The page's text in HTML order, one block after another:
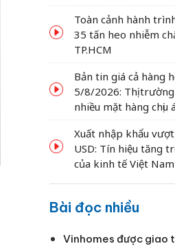
Toàn cảnh hành
35 tấn heo nhiễm
TP.HCM
Bản tin giá cả hàng
5/8/2026: Thị
nhiều mặt hàng chịu
Xuất nhập khẩu
USD: Tín hiệu tăng
của kinh tế Việt Nam
Bài đọc nhiều
Vinhomes được giao